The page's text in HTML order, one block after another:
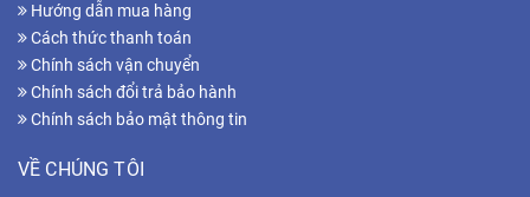
Hướng dẫn mua hàng
Cách thức thanh toán
Chính sách vận chuyển
Chính sách đổi trả bảo hành
Chính sách bảo mật thông tin
VỀ CHÚNG TÔI